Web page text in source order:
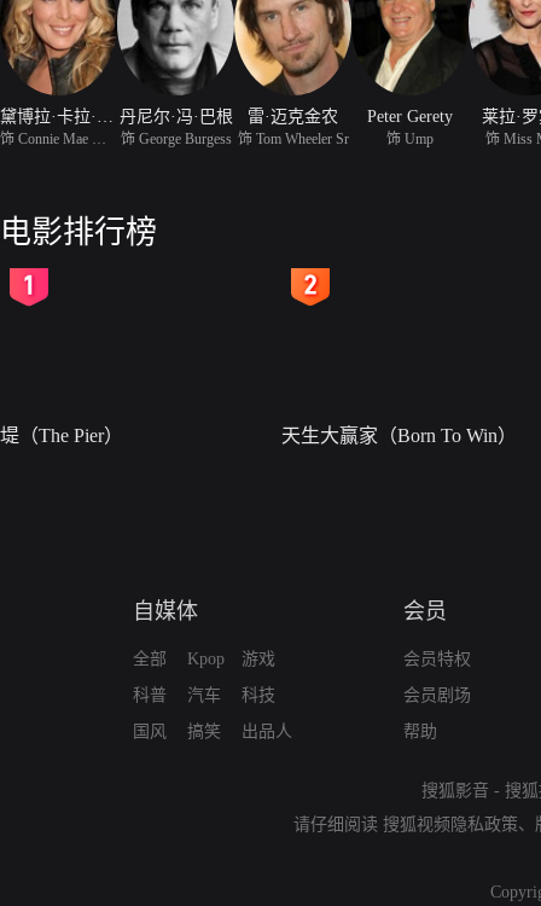
丹尼尔·冯·巴根
饰 George Burgess
雷·迈克金农
饰 Tom Wheeler Sr
Peter Gerety
饰 Ump
莱拉·
饰 Miss
电影排行榜
堤（The Pier） 天生大赢家（Born To Win）
自媒体
全部
科普
国风
Kpop
汽车
搞笑
游戏
科技
出品人
会员
会员特权
会员剧场
帮助
搜狐影音 - 搜
请仔细阅读 搜狐视频隐私政策、